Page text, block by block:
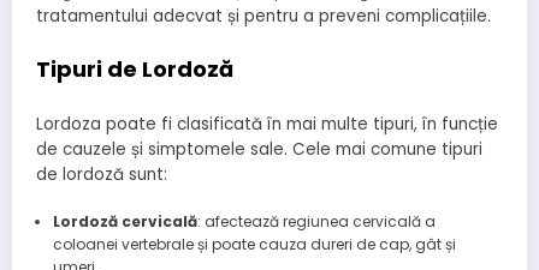
tratamentului adecvat și pentru a preveni complicațiile.
Tipuri de Lordoză
Lordoza poate fi clasificată în mai multe tipuri, în funcție
de cauzele și simptomele sale. Cele mai comune tipuri
de lordoză sunt:
Lordoză cervicală: afectează regiunea cervicală a
coloanei vertebrale și poate cauza dureri de cap, gât și